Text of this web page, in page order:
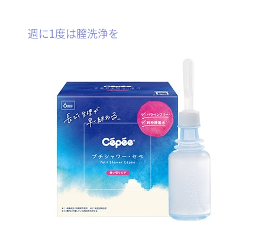
週に1度は膣洗浄を